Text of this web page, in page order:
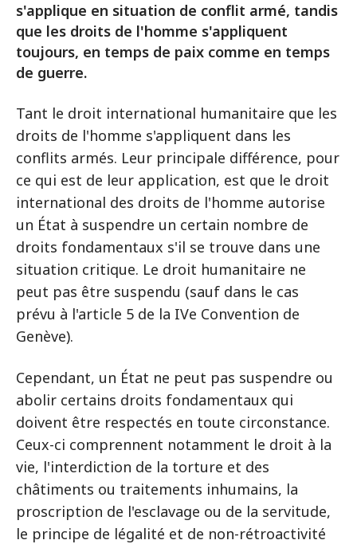
s'applique en situation de conflit armé, tandis
que les droits de l'homme s'appliquent
toujours, en temps de paix comme en temps
de guerre.
Tant le droit international humanitaire que les
droits de l'homme s'appliquent dans les
conflits armés. Leur principale différence, pour
ce qui est de leur application, est que le droit
international des droits de l'homme autorise
un État à suspendre un certain nombre de
droits fondamentaux s'il se trouve dans une
situation critique. Le droit humanitaire ne
peut pas être suspendu (sauf dans le cas
prévu à l'article 5 de la IVe Convention de
Genève).
Cependant, un État ne peut pas suspendre ou
abolir certains droits fondamentaux qui
doivent être respectés en toute circonstance.
Ceux-ci comprennent notamment le droit à la
vie, l'interdiction de la torture et des
châtiments ou traitements inhumains, la
proscription de l'esclavage ou de la servitude,
le principe de légalité et de non-rétroactivité